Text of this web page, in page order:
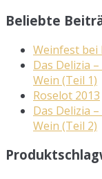
Beliebte
Weinfest bei
Das Delizia
Wein (Teil 1)
Roselot 2013
Das Delizia
Wein (Teil 2)